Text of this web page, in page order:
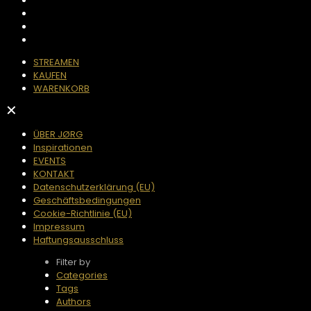
STREAMEN
KAUFEN
WARENKORB
✕
ÜBER JØRG
Inspirationen
EVENTS
KONTAKT
Datenschutzerklärung (EU)
Geschäftsbedingungen
Cookie-Richtlinie (EU)
Impressum
Haftungsausschluss
Filter by
Categories
Tags
Authors